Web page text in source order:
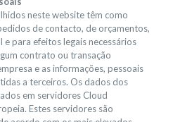
neste website têm como
de contacto, de orçamentos,
e para efeitos legais necessários
contrato ou transação
e as informações, pessoais
a terceiros. Os dados dos
em servidores Cloud
Estes servidores são